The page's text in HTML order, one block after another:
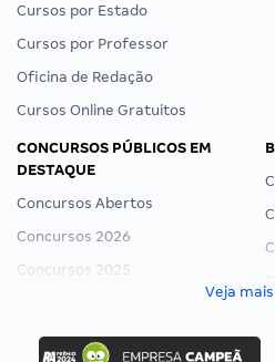
Cursos por Estado
Cursos por Professor
Oficina de Redação
Cursos Online Gratuitos
CONCURSOS PÚBLICOS EM
DESTAQUE
Concursos Abertos
Concursos 2026
Concursos 2025
Concurso Ibama
Veja mais